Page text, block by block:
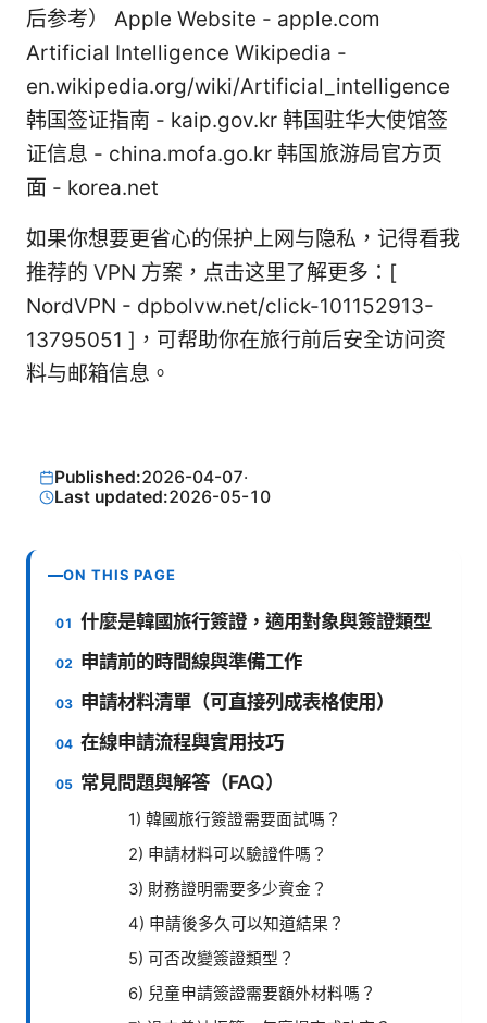
后参考） Apple Website - apple.com
Artificial Intelligence Wikipedia -
en.wikipedia.org/wiki/Artificial_intelligence
韩国签证指南 - kaip.gov.kr 韩国驻华大使馆签
证信息 - china.mofa.go.kr 韩国旅游局官方页
面 - korea.net
如果你想要更省心的保护上网与隐私，记得看我
推荐的 VPN 方案，点击这里了解更多：[
NordVPN - dpbolvw.net/click-101152913-
13795051 ]，可帮助你在旅行前后安全访问资
料与邮箱信息。
Published:2026-04-07·
Last updated:2026-05-10
ON THIS PAGE
什麼是韓國旅行簽證，適用對象與簽證類型
申請前的時間線與準備工作
申請材料清單（可直接列成表格使用）
在線申請流程與實用技巧
常見問題與解答（FAQ）
1) 韓國旅行簽證需要面試嗎？
2) 申請材料可以驗證件嗎？
3) 財務證明需要多少資金？
4) 申請後多久可以知道結果？
5) 可否改變簽證類型？
6) 兒童申請簽證需要額外材料嗎？